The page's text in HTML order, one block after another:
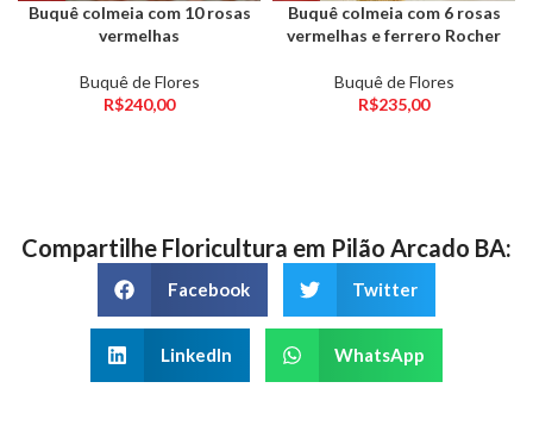
Buquê colmeia com 10 rosas
vermelhas
Buquê de Flores
R$240,00
Buquê colmeia com 6 rosas
vermelhas e ferrero Rocher
Buquê de Flores
R$235,00
Compartilhe Floricultura em Pilão Arcado BA:
Facebook Twitter
LinkedIn WhatsApp